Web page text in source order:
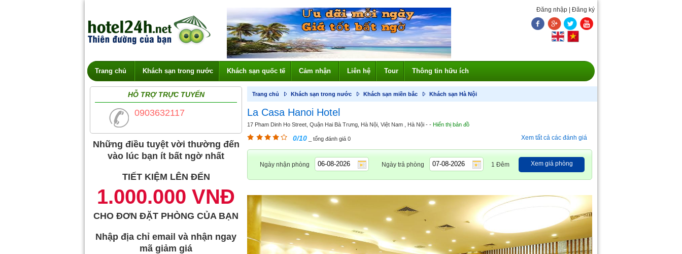
Đăng nhập Đăng ký
Trang chủ Khách sạn trong nước Khách sạn quốc tế Cảm nhận Liên hệ Tour Thông tin hữu ích
HỖ TRỢ TRỰC TUYẾN
0903632117
Những điều tuyệt vời thường đến
vào lúc bạn ít bất ngờ nhất
TIẾT KIỆM LÊN ĐẾN
1.000.000 VNĐ
CHO ĐƠN ĐẶT PHÒNG CỦA BẠN
Nhập địa chỉ email và nhận ngay
mã giảm giá
Trang chủ Khách sạn trong nước Khách sạn miền bắc Khách sạn Hà Nội
La Casa Hanoi Hotel
17 Pham Dinh Ho Street, Quận Hai Bà Trưng, Hà Nội, Việt Nam , Hà Nội - - Hiển thị bản đồ
0/10 _ tổng đánh giá 0 Xem tất cả các đánh giá
Ngày nhận phòng Ngày trả phòng 1 Đêm Xem giá phòng